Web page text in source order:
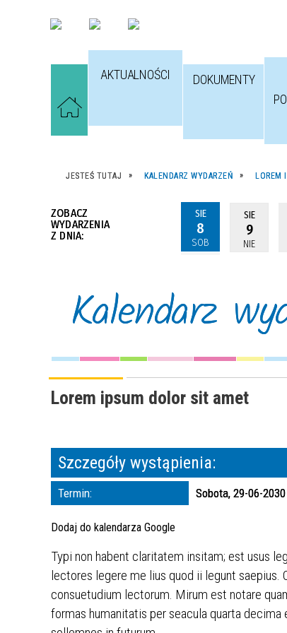
AKTUALNOŚCI DOKUMENTY
JESTEŚ TUTAJ KALENDARZ WYDARZEŃ LOREM
ZOBACZ
WYDARZENIA
Z DNIA:
SIE
8
SOB
SIE
9
NIE
Kalendarz
Lorem ipsum dolor sit amet
Szczegóły wystąpienia:
Termin: Sobota, 29-06-2030
Dodaj do kalendarza Google
Typi non habent claritatem insitam; est usus
lectores legere me lius quod ii legunt
consuetudium lectorum. Mirum est notare
formas humanitatis per seacula quarta